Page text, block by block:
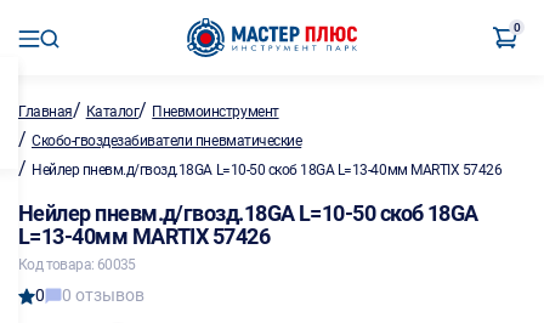
0
Главная/ Каталог/ Пневмоинструмент
/ Скобо-гвоздезабиватели пневматические
/ Нейлер пневм.д/гвозд.18GA L=10-50 скоб 18GA L=13-40мм MARTIX 57426
Нейлер пневм.д/гвозд.18GA L=10-50 скоб 18GA
L=13-40мм MARTIX 57426
Код товара: 60035
0 0 отзывов